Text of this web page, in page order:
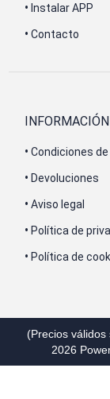
• Instalar APP
• Contacto
INFORMACIÓN
• Condiciones de
• Devoluciones
• Aviso legal
• Política de
• Política de
(Precios
2026